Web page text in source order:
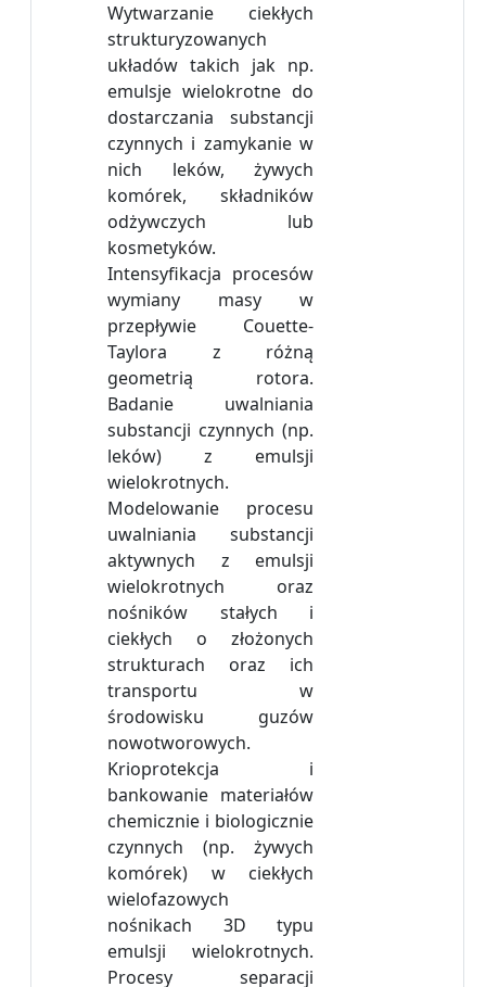
Wytwarzanie ciekłych
strukturyzowanych
układów takich jak np.
emulsje wielokrotne do
dostarczania substancji
czynnych i zamykanie w
nich leków, żywych
komórek, składników
odżywczych lub
kosmetyków.
Intensyfikacja procesów
wymiany masy w
przepływie Couette-
Taylora z różną
geometrią rotora.
Badanie uwalniania
substancji czynnych (np.
leków) z emulsji
wielokrotnych.
Modelowanie procesu
uwalniania substancji
aktywnych z emulsji
wielokrotnych oraz
nośników stałych i
ciekłych o złożonych
strukturach oraz ich
transportu w
środowisku guzów
nowotworowych.
Krioprotekcja i
bankowanie materiałów
chemicznie i biologicznie
czynnych (np. żywych
komórek) w ciekłych
wielofazowych
nośnikach 3D typu
emulsji wielokrotnych.
Procesy separacji